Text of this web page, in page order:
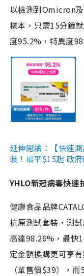
以檢測到Omicron
樣本，只需15分鐘
度95.2%，特異度
延伸閱讀：【快速
裝！最平$15起 政
YHLO新冠病毒快速
健康食品品牌
抗原測試套裝，測
高達98.26%，最快
定金額換購更可享
（單售價$39），